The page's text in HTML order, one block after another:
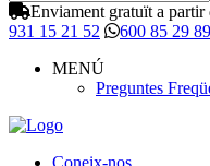
Enviament gratuït a
931 15 21 52
600 85 29 89
MENÚ
Preguntes
Coneix-nos